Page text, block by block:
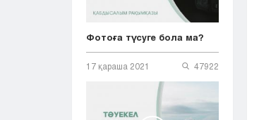
Фотоға түсуге бола ма?
17 қараша 2021 47922